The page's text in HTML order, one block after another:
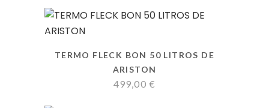
TERMO FLECK BON 50 LITROS DE
ARISTON
499,00€